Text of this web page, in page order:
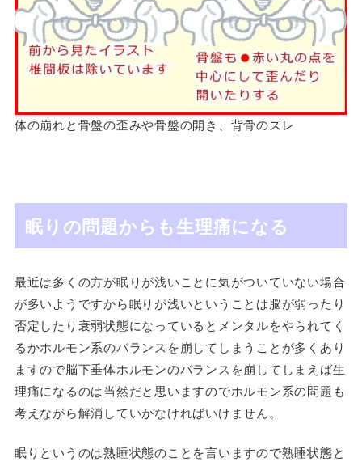
体の崩れと骨盤の歪みや骨盤の開き、背骨のズレ
眠りの問題からも生理痛になる
最近は多くの方が眠りが浅いことに気がついていない場合
が多いようですから眠りが浅いということは脳が弱ったり
否定したり衰弱状態になっているとメンタルをやられてく
るかホルモン系のバランスを崩してしまうことが多くあり
ますので脳下垂体ホルモンのバランスを崩してしまえば生
理痛になるのは当然だと思いますのでホルモン系の問題も
考えながら解消していかなければいけません。
眠りというのは熟睡状態のことを言いますので熟睡状態と